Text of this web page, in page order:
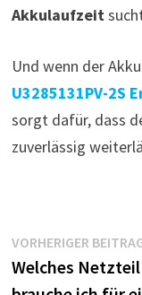
Akkulaufzeit
Und wenn der
U3285131PV-2S
sorgt dafür, dass
zuverlässig
VORHERIGER
Welches Netzteil